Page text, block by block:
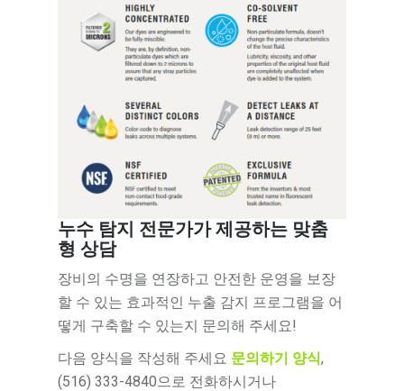
누수 탐지 전문가가 제공하는 맞춤
형 상담
장비의 수명을 연장하고 안전한 운영을 보장
할 수 있는 효과적인 누출 감지 프로그램을 어
떻게 구축할 수 있는지 문의해 주세요!
다음 양식을 작성해 주세요 문의하기 양식,
(516) 333-4840으로 전화하시거나